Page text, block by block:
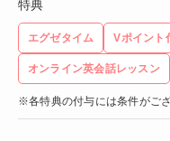
特典
エグゼタイム Vポイント
オンライン英会話レッスン
※各特典の付与には条件がご